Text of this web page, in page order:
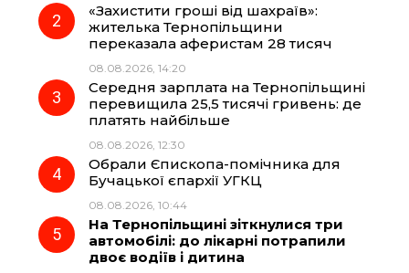
o
k
r
a
m
«Захистити гроші від шахраїв»:
жителька Тернопільщини
переказала аферистам 28 тисяч
08.08.2026, 14:20
Середня зарплата на Тернопільщині
перевищила 25,5 тисячі гривень: де
платять найбільше
08.08.2026, 12:30
Обрали Єпископа-помічника для
Бучацької єпархії УГКЦ
08.08.2026, 10:44
На Тернопільщині зіткнулися три
автомобілі: до лікарні потрапили
двоє водіїв і дитина